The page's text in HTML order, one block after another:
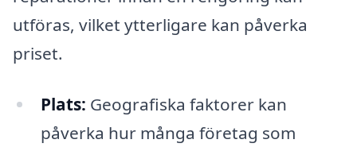
utföras, vilket ytterligare kan påverka
priset.
Plats: Geografiska faktorer kan
påverka hur många företag som